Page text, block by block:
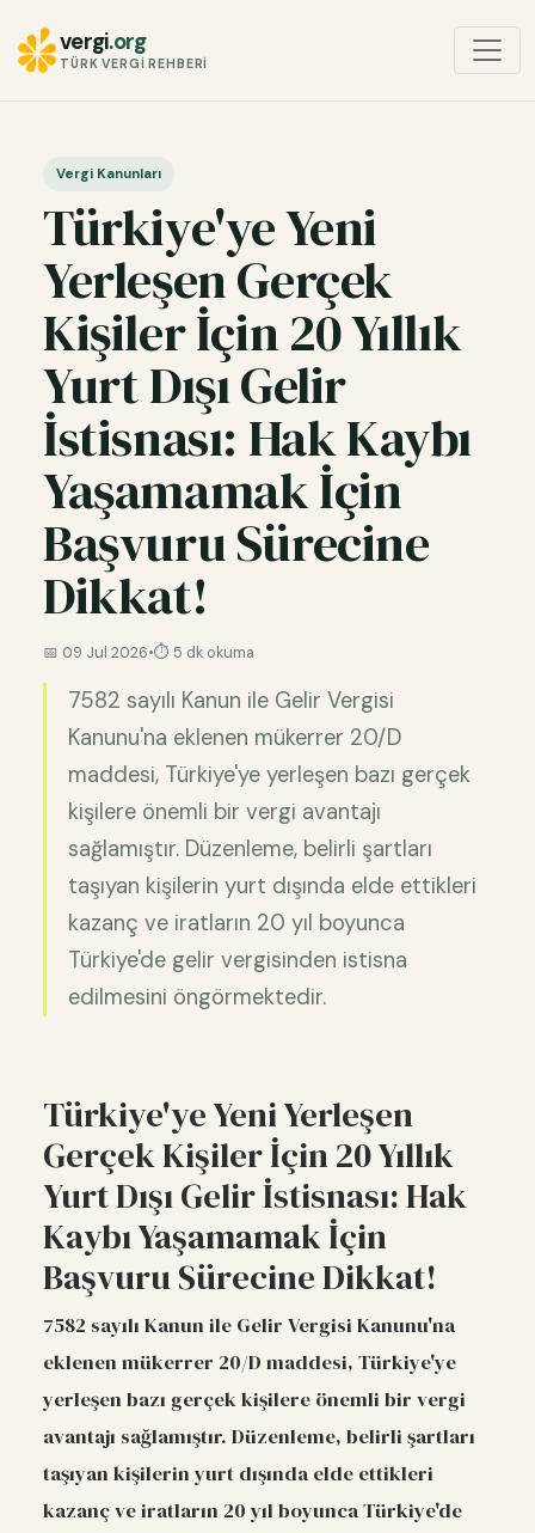
vergi.org
TÜRK VERGI REHBERI
Vergi Kanunları
Türkiye'ye Yeni
Yerleşen Gerçek
Kişiler İçin 20 Yıllık
Yurt Dışı Gelir
İstisnası: Hak Kaybı
Yaşamamak İçin
Başvuru Sürecine
Dikkat!
📅 09 Jul 2026•⏱️ 5 dk okuma
7582 sayılı Kanun ile Gelir Vergisi
Kanunu'na eklenen mükerrer 20/D
maddesi, Türkiye'ye yerleşen bazı gerçek
kişilere önemli bir vergi avantajı
sağlamıştır. Düzenleme, belirli şartları
taşıyan kişilerin yurt dışında elde ettikleri
kazanç ve iratların 20 yıl boyunca
Türkiye'de gelir vergisinden istisna
edilmesini öngörmektedir.
Türkiye'ye Yeni Yerleşen
Gerçek Kişiler İçin 20 Yıllık
Yurt Dışı Gelir İstisnası: Hak
Kaybı Yaşamamak İçin
Başvuru Sürecine Dikkat!
7582 sayılı Kanun ile Gelir Vergisi Kanunu'na
eklenen mükerrer 20/D maddesi, Türkiye'ye
yerleşen bazı gerçek kişilere önemli bir vergi
avantajı sağlamıştır. Düzenleme, belirli şartları
taşıyan kişilerin yurt dışında elde ettikleri
kazanç ve iratların 20 yıl boyunca Türkiye'de